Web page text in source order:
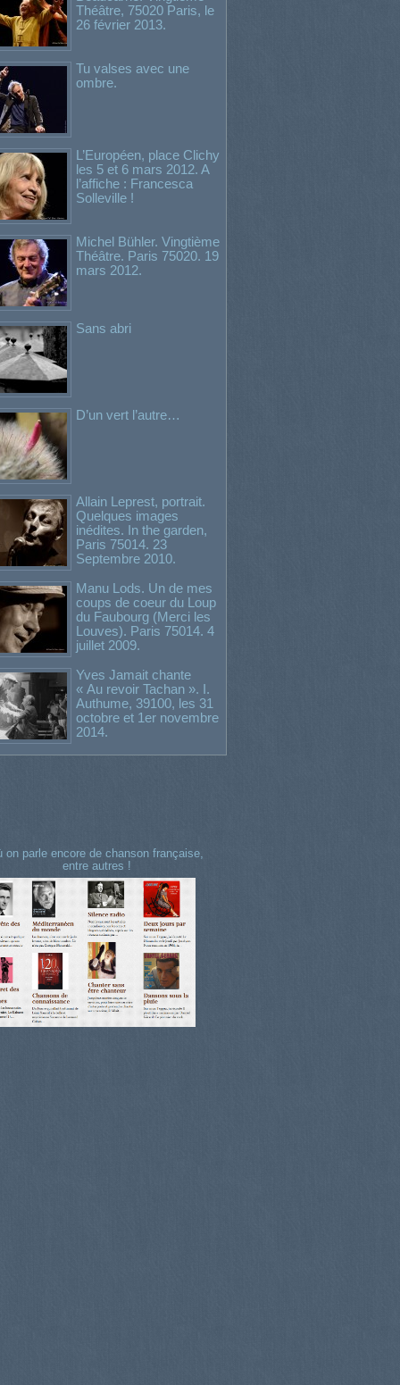
Théâtre, 75020 Paris, le
26 février 2013.
Tu valses avec une
ombre.
L’Européen, place Clichy
les 5 et 6 mars 2012. A
l’affiche : Francesca
Solleville !
Michel Bühler. Vingtième
Théâtre. Paris 75020. 19
mars 2012.
Sans abri
D’un vert l’autre…
Allain Leprest, portrait.
Quelques images
inédites. In the garden,
Paris 75014. 23
Septembre 2010.
Manu Lods. Un de mes
coups de coeur du Loup
du Faubourg (Merci les
Louves). Paris 75014. 4
juillet 2009.
Yves Jamait chante
« Au revoir Tachan ». I.
Authume, 39100, les 31
octobre et 1er novembre
2014.
on parle encore de chanson française,
entre autres !